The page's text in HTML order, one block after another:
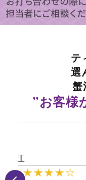
テ
選
蟹
”お客様
総合